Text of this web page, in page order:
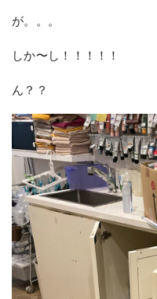
が。。。
しか〜し！！！！！
ん？？